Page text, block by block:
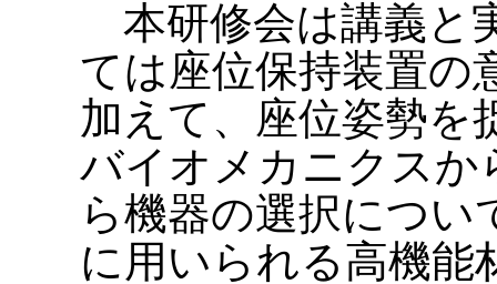
本研修会は講義と
ては座位保持装置の
加えて、座位姿勢を
バイオメカニクスか
ら機器の選択につい
に用いられる高機能